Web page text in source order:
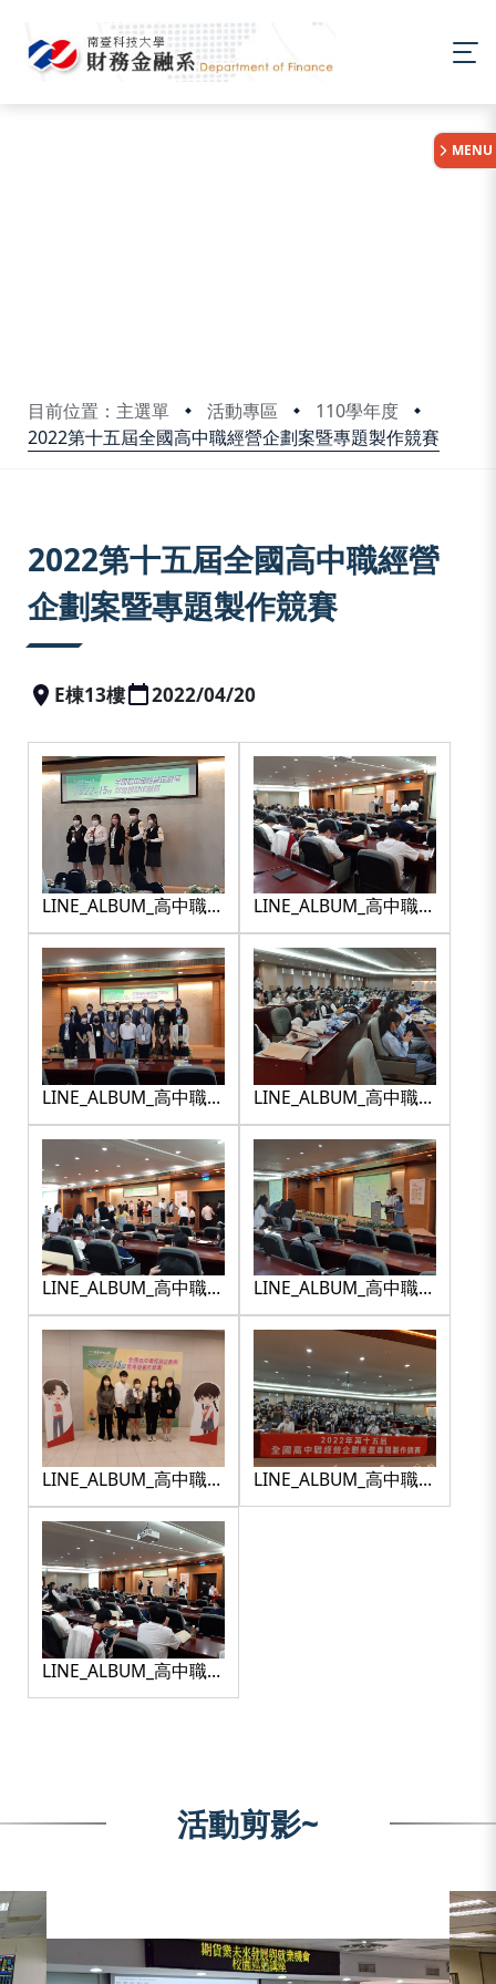
目前位置：主選單 活動專區
110學年度
2022第十五屆全國高中職經營企劃案暨專題製作競賽
MENU
2022第十五屆全國高中職經營
企劃案暨專題製作競賽
E棟13樓 2022/04/20
LINE_ALBUM_高中職競
賽_220425_1
LINE_ALBUM_高中職競
賽_220425_10
LINE_ALBUM_高中職競
賽_220425_26
LINE_ALBUM_高中職競
賽_220425_29
LINE_ALBUM_高中職競
賽_220425_3
LINE_ALBUM_高中職競
賽_220425_43
LINE_ALBUM_高中職競
賽_220425_48
LINE_ALBUM_高中職競
賽_220425_49
LINE_ALBUM_高中職競
賽_220425_5
活動剪影~